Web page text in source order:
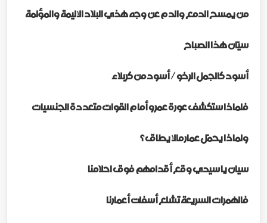
من يمسح الدمع والدم عن وجه هذي البلاد الاليمة والمؤلمة
سيّان هذا الصباح
أسود كالجمل الرخو / أسود من كربلاء
فلماذا ستكشف عورة عمرو أمام القوات متعددة الجنسيات
ولماذا يحمّل عمار مالا يطاق ؟
سيان يا سيدي وقع أقدامهم فوق احلامنا
فالهمرات السريعة تشلع أسفلت أعمارنا